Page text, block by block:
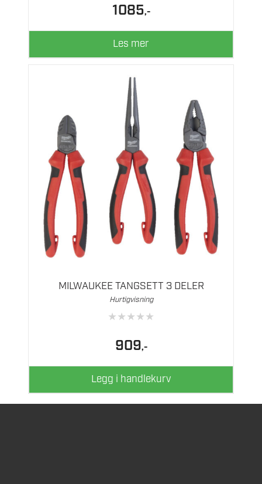
1085,-
Les mer
MILWAUKEE TANGSETT 3 DELER
Hurtigvisning
★★★★★
909,-
Legg i handlekurv